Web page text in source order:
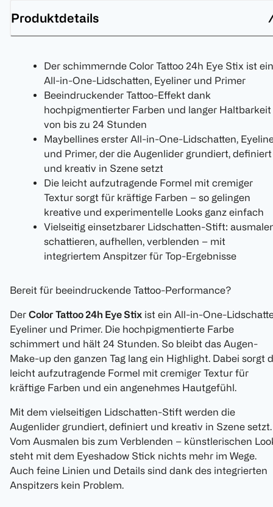
Produktdetails
Der schimmernde Color Tattoo 24h Eye Stix ist ein
All-in-One-Lidschatten, Eyeliner und Primer
Beeindruckender Tattoo-Effekt dank
hochpigmentierter Farben und langer Haltbarkeit
von bis zu 24 Stunden
Maybellines erster All-in-One-Lidschatten,
und Primer, der die Augenlider grundiert, definiert
und kreativ in Szene setzt
Die leicht aufzutragende Formel mit cremiger
Textur sorgt für kräftige Farben – so gelingen
kreative und experimentelle Looks ganz einfach
Vielseitig einsetzbarer Lidschatten-Stift:
schattieren, aufhellen, verblenden – mit
integriertem Anspitzer für Top-Ergebnisse
Bereit für beeindruckende Tattoo-Performance?
Der Color Tattoo 24h Eye Stix ist ein All-in-One-
Eyeliner und Primer. Die hochpigmentierte Farbe
schimmert und hält 24 Stunden. So bleibt das Augen-
Make-up den ganzen Tag lang ein Highlight. Dabei sorgt
leicht aufzutragende Formel mit cremiger Textur für
kräftige Farben und ein angenehmes Hautgefühl.
Mit dem vielseitigen Lidschatten-Stift werden die
Augenlider grundiert, definiert und kreativ in Szene setzt.
Vom Ausmalen bis zum Verblenden – künstlerischen
steht mit dem Eyeshadow Stick nichts mehr im Wege.
Auch feine Linien und Details sind dank des integrierten
Anspitzers kein Problem.